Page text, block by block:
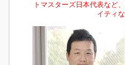
トマスターズ日本代表など
イティ